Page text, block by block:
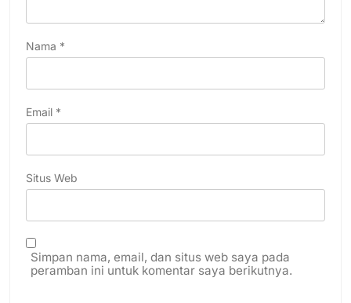
Nama *
Email *
Situs Web
Simpan nama, email, dan situs web saya pada
peramban ini untuk komentar saya berikutnya.